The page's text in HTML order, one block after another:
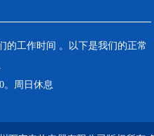
的工作时间 。以下是我们的正常
。周日休息